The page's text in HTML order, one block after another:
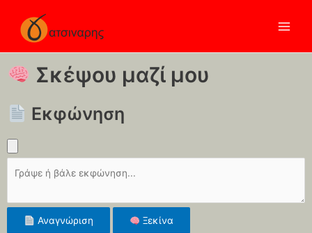
Σκέψου μαζί μου
Εκφώνηση
Αναγνώριση Ξεκίνα